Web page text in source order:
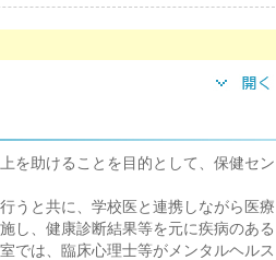
を助けることを目的として、保健セン
うと共に、学校医と連携しながら医療
し、健康診断結果等を元に疾病のある
では、臨床心理士等がメンタルヘルス